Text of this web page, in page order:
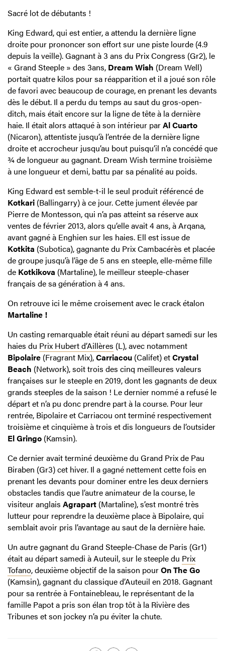
Sacré lot de débutants !
King Edward, qui est entier, a attendu la dernière ligne
droite pour prononcer son effort sur une piste lourde (4.9
depuis la veille). Gagnant à 3 ans du Prix Congress (Gr2), le
« Grand Steeple » des 3ans, Dream Wish (Dream Well)
portait quatre kilos pour sa réapparition et il a joué son rôle
de favori avec beaucoup de courage, en prenant les devants
dès le début. Il a perdu du temps au saut du gros-open-
ditch, mais était encore sur la ligne de tête à la dernière
haie. Il était alors attaqué à son intérieur parAl Cuarto
(Nicaron), attentiste jusqu’à l’entrée de la dernière ligne
droite et accrocheur jusqu’au bout puisqu’il n’a concédé que
¾ de longueur au gagnant. Dream Wish termine troisième
à une longueur et demi, battu par sa pénalité au poids.
King Edward est semble-t-il le seul produit référencé de
Kotkari (Ballingarry) à ce jour. Cette jument élevée par
Pierre de Montesson, qui n’a pas atteint sa réserve aux
ventes de février 2013, alors qu’elle avait 4 ans, à Arqana,
avant gagné à Enghien sur les haies. Ell est issue de
Kotkita (Subotica), gagnante du Prix Cambacérès et placée
de groupe jusqu’à l’âge de 5 ans en steeple, elle-même fille
de Kotkikova (Martaline), le meilleur steeple-chaser
français de sa génération à 4 ans.
On retrouve ici le même croisement avec le crack étalon
Martaline !
Un casting remarquable était réuni au départ samedi sur les
haies du Prix Hubert d’Aillères (L), avec notamment
Bipolaire (Fragrant Mix),Carriacou (Califet) etCrystal
Beach (Network), soit trois des cinq meilleures valeurs
françaises sur le steeple en 2019, dont les gagnants de deux
grands steeples de la saison ! Le dernier nommé a refusé le
départ et n’a pu donc prendre part à la course. Pour leur
rentrée, Bipolaire et Carriacou ont terminé respectivement
troisième et cinquième à trois et dis longueurs de l’outsider
El Gringo (Kamsin).
Ce dernier avait terminé deuxième du Grand Prix de Pau
Biraben (Gr3) cet hiver. Il a gagné nettement cette fois en
prenant les devants pour dominer entre les deux derniers
obstacles tandis que l’autre animateur de la course, le
visiteur anglais Agrapart (Martaline), s’est montré très
lutteur pour reprendre la deuxième place à Bipolaire, qui
semblait avoir pris l’avantage au saut de la dernière haie.
Un autre gagnant du Grand Steeple-Chase de Paris (Gr1)
était au départ samedi à Auteuil, sur le steeple du Prix
Tofano, deuxième objectif de la saison pourOn The Go
(Kamsin), gagnant du classique d’Auteuil en 2018. Gagnant
pour sa rentrée à Fontainebleau, le représentant de la
famille Papot a pris son élan trop tôt à la Rivière des
Tribunes et son jockey n’a pu éviter la chute.